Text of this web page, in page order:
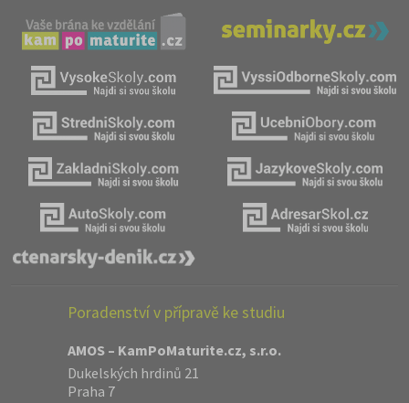
Poradenství v přípravě ke studiu
AMOS – KamPoMaturite.cz, s.r.o.
Dukelských hrdinů 21
Praha 7